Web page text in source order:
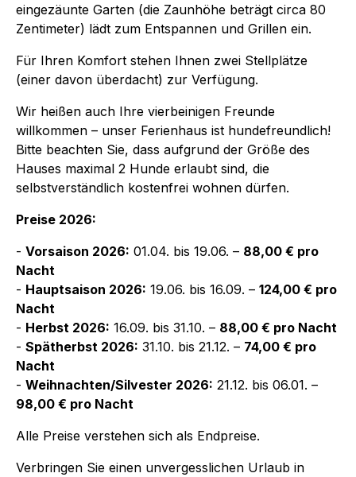
eingezäunte Garten (die Zaunhöhe beträgt circa 80
Zentimeter) lädt zum Entspannen und Grillen ein.
Für Ihren Komfort stehen Ihnen zwei Stellplätze
(einer davon überdacht) zur Verfügung.
Wir heißen auch Ihre vierbeinigen Freunde
willkommen – unser Ferienhaus ist hundefreundlich!
Bitte beachten Sie, dass aufgrund der Größe des
Hauses maximal 2 Hunde erlaubt sind, die
selbstverständlich kostenfrei wohnen dürfen.
Preise 2026:
- Vorsaison 2026: 01.04. bis 19.06. – 88,00 € pro
Nacht
- Hauptsaison 2026: 19.06. bis 16.09. – 124,00 € pro
Nacht
- Herbst 2026: 16.09. bis 31.10. – 88,00 € pro Nacht
- Spätherbst 2026: 31.10. bis 21.12. – 74,00 € pro
Nacht
- Weihnachten/Silvester 2026: 21.12. bis 06.01. –
98,00 € pro Nacht
Alle Preise verstehen sich als Endpreise.
Verbringen Sie einen unvergesslichen Urlaub in